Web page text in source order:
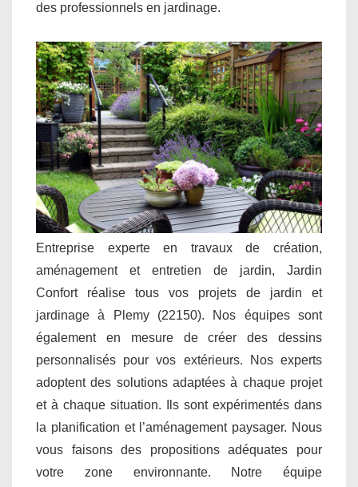
des professionnels en jardinage.
Entreprise experte en travaux de création,
aménagement et entretien de jardin, Jardin
Confort réalise tous vos projets de jardin et
jardinage à Plemy (22150). Nos équipes sont
également en mesure de créer des dessins
personnalisés pour vos extérieurs. Nos experts
adoptent des solutions adaptées à chaque projet
et à chaque situation. Ils sont expérimentés dans
la planification et l’aménagement paysager. Nous
vous faisons des propositions adéquates pour
votre zone environnante. Notre équipe